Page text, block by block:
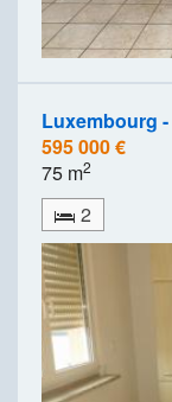
Luxembourg
595 000 €
75 m2
2